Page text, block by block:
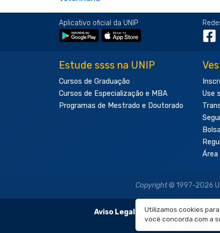
Utilizamos cookies
você concorda com a
Aplicativo oficial da UNIP
Estude ssss na UNIP
Cursos de Graduação
Cursos de Especialização e MBA
Programas de Mestrado e Doutorado
Use
Área
Copyright© 1997-2026
Aviso Legal:
As imagens
É proibida a